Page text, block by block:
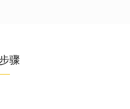
骤